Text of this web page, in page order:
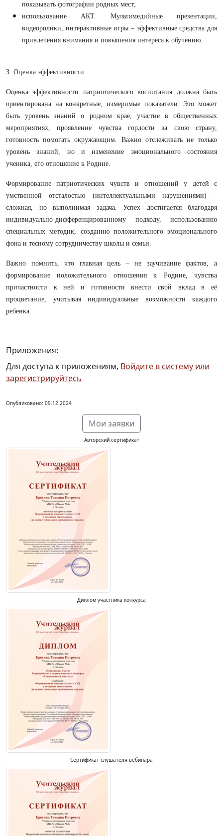
показывать фотографии родных мест;
использование АКТ. Мультимедийные презентации,
видеоролики, интерактивные игры – эффективные средства для
привлечения внимания и повышения интереса к обучению.
3. Оценка эффективности.
Оценка эффективности патриотического воспитания должна быть
ориентирована на конкретные, измеримые показатели. Это может
быть уровень знаний о родном крае, участие в общественных
мероприятиях, проявление чувства гордости за свою страну,
готовность помогать окружающим. Важно отслеживать не только
уровень знаний, но и изменение эмоционального состояния
ученика, его отношение к Родине.
Формирование патриотических чувств и отношений у детей с
умственной отсталостью (интеллектуальными нарушениями) –
сложная, но выполнимая задача. Успех достигается благодаря
индивидуально-дифференцированному подходу, использованию
специальных методик, созданию положительного эмоционального
фона и тесному сотрудничеству школы и семьи.
Важно помнить, что главная цель – не заучивание фактов, а
формирование положительного отношения к Родине, чувства
причастности к ней и готовности внести свой вклад в её
процветание, учитывая индивидуальные возможности каждого
ребенка.
Приложения:
Для доступа к приложениям, Войдите в систему или
зарегистрируйтесь
Опубликовано: 09.12.2024
Мои заявки
Авторский сертификат
Диплом участника конкурса
Сертификат слушателя вебинара